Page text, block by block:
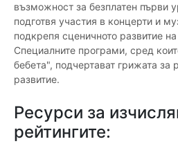
възможност за безплатен първи
подготвя участия в концерти и
подкрепя сценичното развитие
Специалните програми, сред
бебета", подчертават грижата за
развитие.
Ресурси за
рейтингите: